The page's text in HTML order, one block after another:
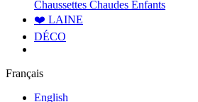
Chaussettes Chaudes Enfants
❤️ LAINE
DÉCO
Français
English